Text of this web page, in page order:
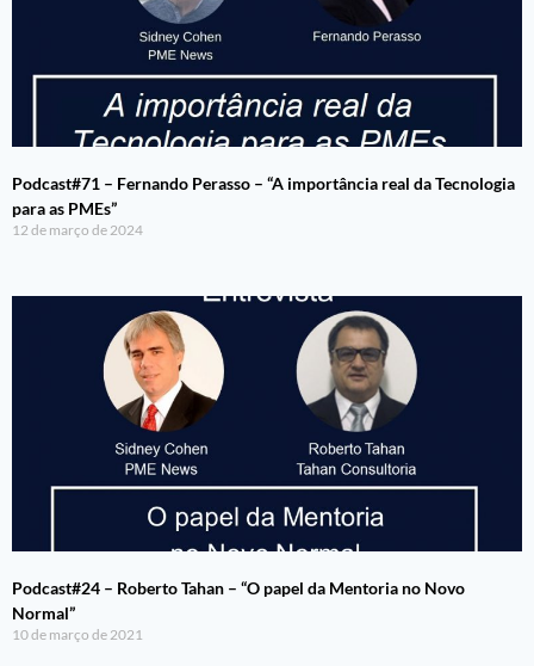
Podcast#71 – Fernando Perasso – “A importância real da Tecnologia
para as PMEs”
12 de março de 2024
Podcast#24 – Roberto Tahan – “O papel da Mentoria no Novo
Normal”
10 de março de 2021